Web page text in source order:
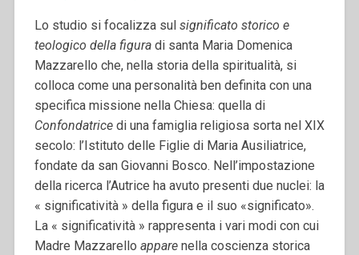
Lo studio si focalizza sul significato storico e
teologico della figura di santa Maria Domenica
Mazzarello che, nella storia della spiritualità, si
colloca come una personalità ben definita con una
specifica missione nella Chiesa: quella di
Confondatrice di una famiglia religiosa sorta nel XIX
secolo: l’Istituto delle Figlie di Maria Ausiliatrice,
fondate da san Giovanni Bosco. Nell’impostazione
della ricerca l’Autrice ha avuto presenti due nuclei: la
« significatività » della figura e il suo «significato».
La « significatività » rappresenta i vari modi con cui
Madre Mazzarello appare nella coscienza storica